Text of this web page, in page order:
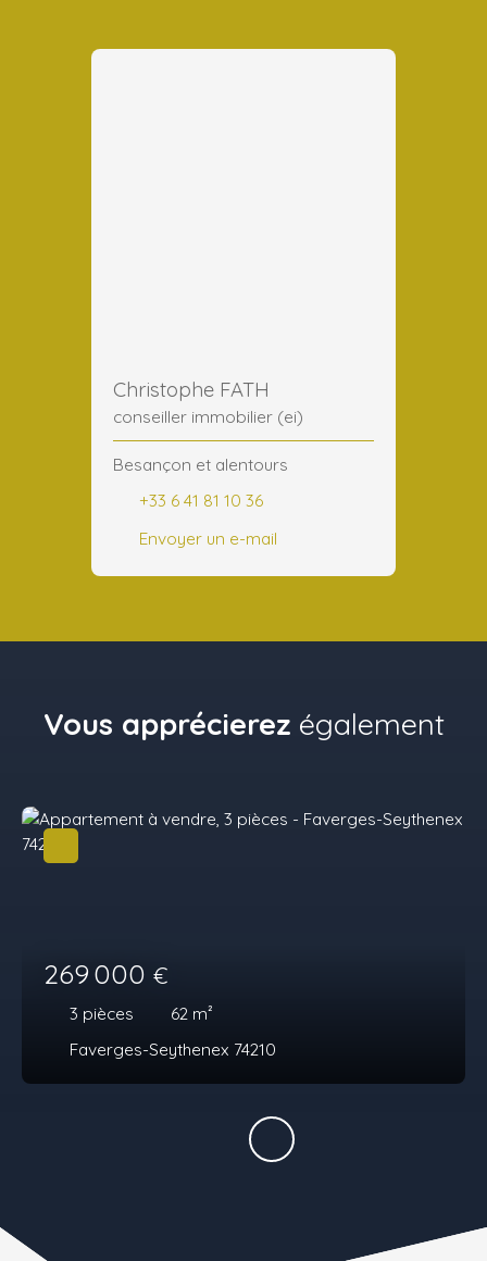
Christophe FATH
conseiller immobilier (ei)
Besançon et alentours
+33 6 41 81 10 36
Envoyer un e-mail
Vous apprécierez également
269 000 €
3 pièces 62 m²
Faverges-Seythenex 74210